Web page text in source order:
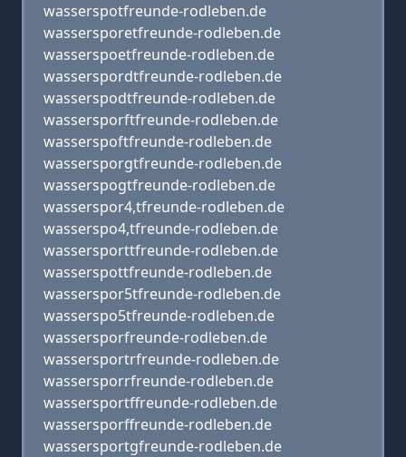
wasserspotfreunde-rodleben.de
wassersporetfreunde-rodleben.de
wasserspoetfreunde-rodleben.de
wasserspordtfreunde-rodleben.de
wasserspodtfreunde-rodleben.de
wassersporftfreunde-rodleben.de
wasserspoftfreunde-rodleben.de
wassersporgtfreunde-rodleben.de
wasserspogtfreunde-rodleben.de
wasserspor4,tfreunde-rodleben.de
wasserspo4,tfreunde-rodleben.de
wassersporttfreunde-rodleben.de
wasserspottfreunde-rodleben.de
wasserspor5tfreunde-rodleben.de
wasserspo5tfreunde-rodleben.de
wassersporfreunde-rodleben.de
wassersportrfreunde-rodleben.de
wassersporrfreunde-rodleben.de
wassersportffreunde-rodleben.de
wassersporffreunde-rodleben.de
wassersportgfreunde-rodleben.de